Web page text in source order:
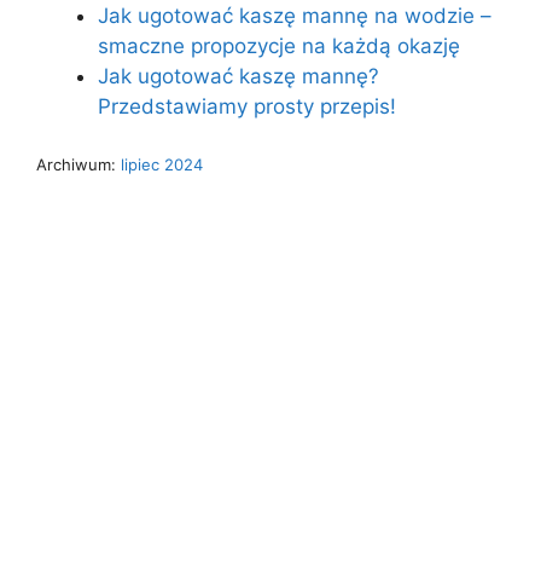
Jak ugotować kaszę mannę na wodzie –
smaczne propozycje na każdą okazję
Jak ugotować kaszę mannę?
Przedstawiamy prosty przepis!
Archiwum: lipiec 2024